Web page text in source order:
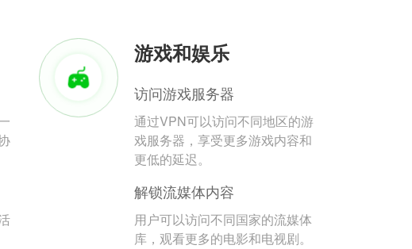
游戏和娱乐
访问游戏服务器
通过VPN可以访问不同地区的游
戏服务器，享受更多游戏内容和
更低的延迟。
解锁流媒体内容
用户可以访问不同国家的流媒体
库，观看更多的电影和电视剧。